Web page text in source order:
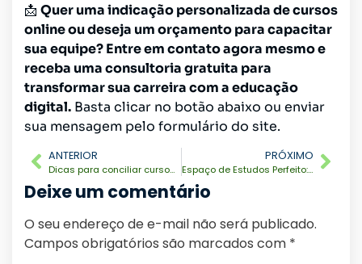
📩 Quer uma indicação personalizada de cursos
online ou deseja um orçamento para capacitar
sua equipe? Entre em contato agora mesmo e
receba uma consultoria gratuita para
transformar sua carreira com a educação
digital. Basta clicar no botão abaixo ou enviar
sua mensagem pelo formulário do site.
ANTERIOR
Dicas para conciliar cursos online com trabalho e rotina corrida
PRÓXIMO
Espaço de Estudos Perfeito: Como Criar um Ambiente Produtivo para Cursos Online
Deixe um comentário
O seu endereço de e-mail não será publicado.
Campos obrigatórios são marcados com *